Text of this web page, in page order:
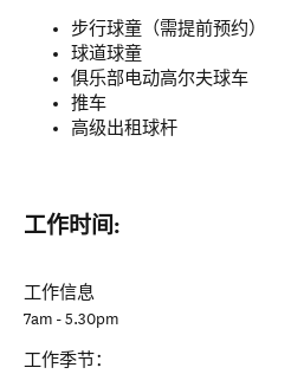
步行球童（需提前预约）
球道球童
俱乐部电动高尔夫球车
推车
高级出租球杆
工作时间:
工作信息
7am - 5.30pm
工作季节：